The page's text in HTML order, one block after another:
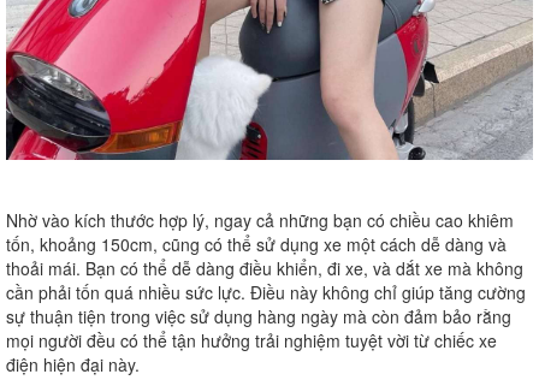
Nhờ vào kích thước hợp lý, ngay cả những bạn có chiều cao khiêm
tốn, khoảng 150cm, cũng có thể sử dụng xe một cách dễ dàng và
thoải mái. Bạn có thể dễ dàng điều khiển, đi xe, và dắt xe mà không
cần phải tốn quá nhiều sức lực. Điều này không chỉ giúp tăng cường
sự thuận tiện trong việc sử dụng hàng ngày mà còn đảm bảo rằng
mọi người đều có thể tận hưởng trải nghiệm tuyệt vời từ chiếc xe
điện hiện đại này.